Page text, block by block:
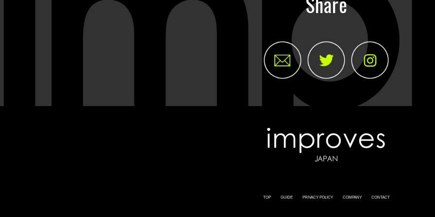
TOP GUIDE PRIVACY POLICY COMPANY CONTACT